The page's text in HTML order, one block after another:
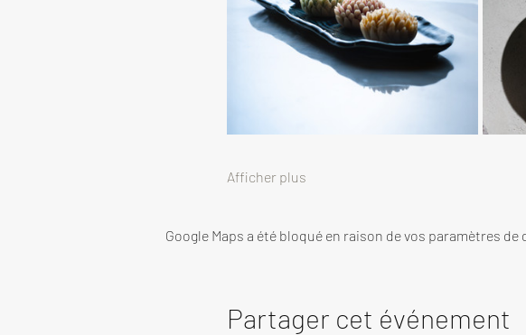
Afficher plus
Google Maps a été bloqué en raison de vos paramètres
Partager cet événement